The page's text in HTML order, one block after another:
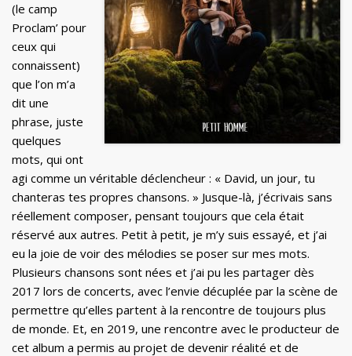
(le camp
Proclam’ pour
ceux qui
connaissent)
que l’on m’a
dit une
phrase, juste
quelques
mots, qui ont
agi comme un véritable déclencheur : « David, un jour, tu
chanteras tes propres chansons. » Jusque-là, j’écrivais sans
réellement composer, pensant toujours que cela était
réservé aux autres. Petit à petit, je m’y suis essayé, et j’ai
eu la joie de voir des mélodies se poser sur mes mots.
Plusieurs chansons sont nées et j’ai pu les partager dès
2017 lors de concerts, avec l’envie décuplée par la scène de
permettre qu’elles partent à la rencontre de toujours plus
de monde. Et, en 2019, une rencontre avec le producteur de
cet album a permis au projet de devenir réalité et de